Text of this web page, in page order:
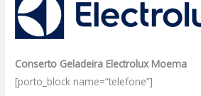
Conserto Geladeira Electrolux Moema
[porto_block name=”telefone”]